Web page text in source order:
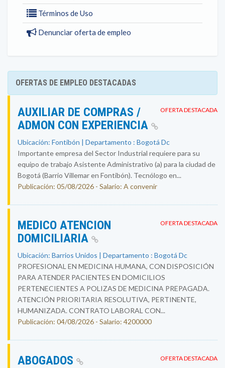
Términos de Uso
Denunciar oferta de empleo
OFERTAS DE EMPLEO DESTACADAS
OFERTA DESTACADA
AUXILIAR DE COMPRAS /
ADMON CON EXPERIENCIA
Ubicación: Fontibón | Departamento : Bogotá Dc
Importante empresa del Sector Industrial requiere para su
equipo de trabajo Asistente Administrativo (a) para la ciudad de
Bogotá (Barrio Villemar en Fontibón). Tecnólogo en...
Publicación: 05/08/2026 - Salario: A convenir
OFERTA DESTACADA
MEDICO ATENCION
DOMICILIARIA
Ubicación: Barrios Unidos | Departamento : Bogotá Dc
PROFESIONAL EN MEDICINA HUMANA, CON DISPOSICIÓN
PARA ATENDER PACIENTES EN DOMICILIOS
PERTENECIENTES A POLIZAS DE MEDICINA PREPAGADA.
ATENCIÓN PRIORITARIA RESOLUTIVA, PERTINENTE,
HUMANIZADA. CONTRATO LABORAL CON...
Publicación: 04/08/2026 - Salario: 4200000
OFERTA DESTACADA
ABOGADOS